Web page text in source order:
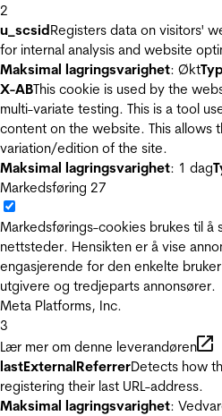
2
u_scsidRegisters data on visitors'
for internal analysis and website
Maksimal lagringsvarighet: Økt
X-ABThis cookie is used by the
multi-variate testing. This is a tool
content on the website. This allows
variation/edition of the site.
Maksimal lagringsvarighet: 1 dag
Markedsføring 27
Markedsførings-cookies brukes til å
nettsteder. Hensikten er å vise
engasjerende for den enkelte
utgivere og tredjeparts annonsører.
Meta Platforms, Inc.
3
Lær mer om denne leverandøren
lastExternalReferrerDetects how
registering their last URL-address.
Maksimal lagringsvarighet: